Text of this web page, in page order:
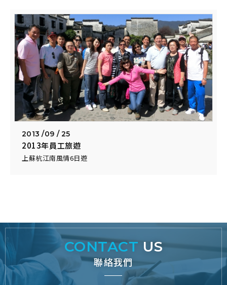
2013 /09 / 25
2013年員工旅遊
上蘇杭江南風情6日遊
CONTACT US
聯絡我們